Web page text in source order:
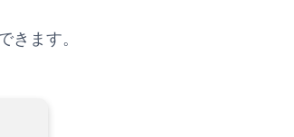
きます。